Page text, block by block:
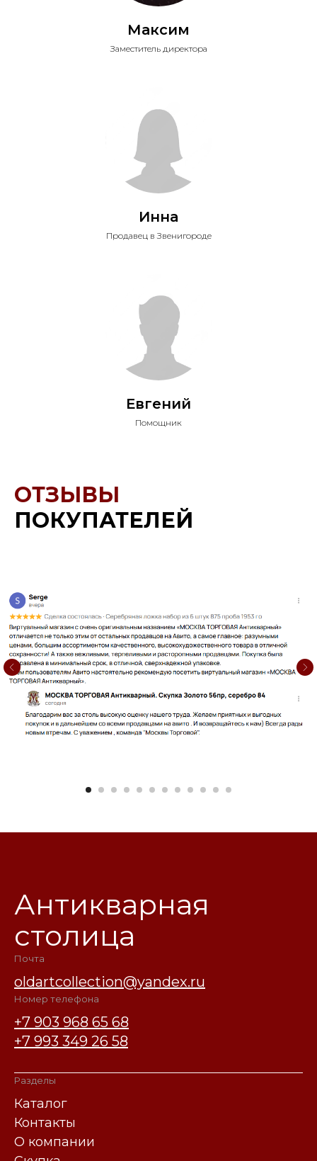
Максим
Заместитель директора
Инна
Продавец в Звенигороде
Евгений
Помощник
ОТЗЫВЫ
ПОКУПАТЕЛЕЙ
Антикварная
столица
Почта
oldartcollection@yandex.ru
Номер телефона
+7 903 968 65 68
+7 993 349 26 58
Разделы
Каталог
Контакты
О компании